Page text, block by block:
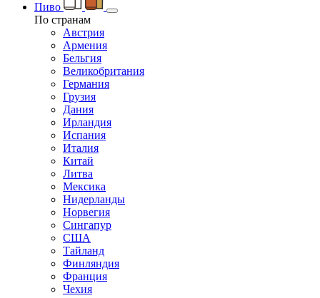
Пиво
По странам
Австрия
Армения
Бельгия
Великобритания
Германия
Грузия
Дания
Ирландия
Испания
Италия
Китай
Литва
Мексика
Нидерланды
Норвегия
Сингапур
США
Тайланд
Финляндия
Франция
Чехия